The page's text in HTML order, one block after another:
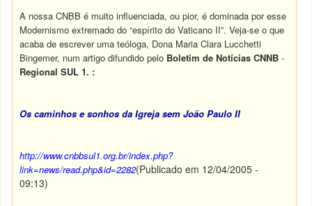
A nossa CNBB é muito influenciada, ou pior, é dominada por esse
Modernismo extremado do “espírito do Vaticano II”. Veja-se o que
acaba de escrever uma teóloga, Dona Maria Clara Lucchetti
Bingemer, num artigo difundido pelo Boletim de Notícias CNNB -
Regional SUL 1. :
Os caminhos e sonhos da Igreja sem João Paulo II
http://www.cnbbsul1.org.br/index.php?
link=news/read.php&id=2282(Publicado em 12/04/2005 -
09:13)